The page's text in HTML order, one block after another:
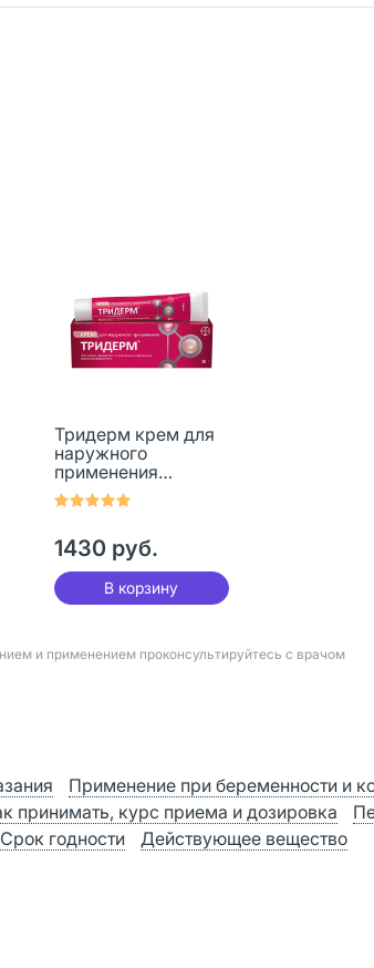
Тридерм крем для
наружного
применения
0,05%+0,1%+1% 15 г
1 шт
1430 руб.
В корзину
и применением проконсультируйтесь с врачом
Применение при беременности и
принимать, курс приема и дозировка
Срок годности Действующее вещество